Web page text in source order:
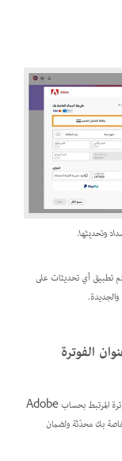
وتحديثها.
تطبيق أي تحديثات على
والجديدة.
الفوترة
راجع هذا الفيديو لتتعلم كيفية تحديث بطاقة الائتمان وعنوان الفوترة المرتبط بحساب Adobe
بك محدّثة ولضمان